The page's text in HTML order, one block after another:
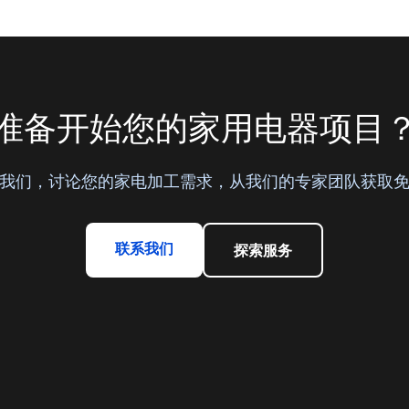
备开始您的家用电器项目？
们，讨论您的家电加工需求，从我们的专家团队获取免
联系我们 探索服务